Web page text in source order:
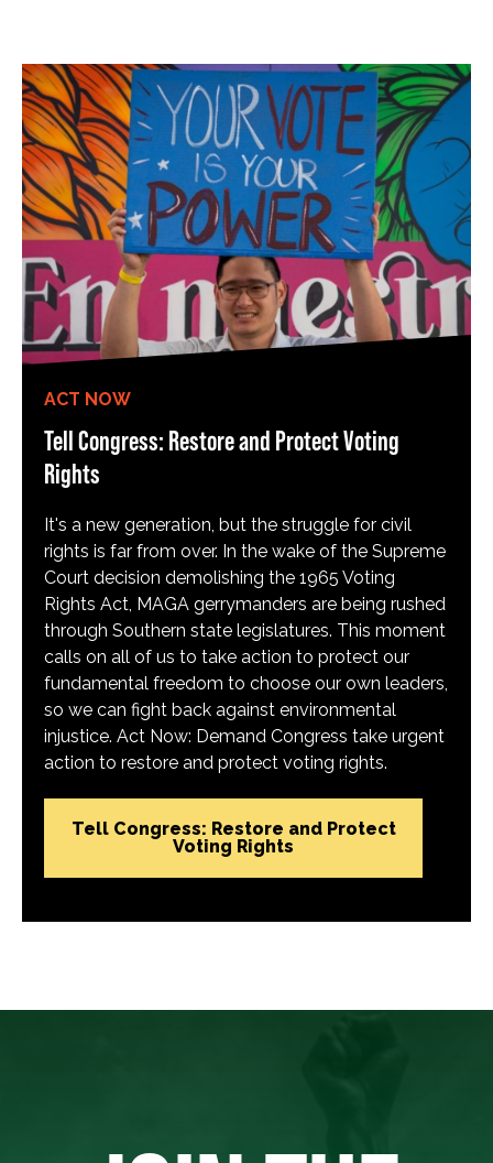
ACT NOW
Tell Congress: Restore and Protect Voting
Rights
It's a new generation, but the struggle for civil
rights is far from over. In the wake of the Supreme
Court decision demolishing the 1965 Voting
Rights Act, MAGA gerrymanders are being rushed
through Southern state legislatures. This moment
calls on all of us to take action to protect our
fundamental freedom to choose our own leaders,
so we can fight back against environmental
injustice. Act Now: Demand Congress take urgent
action to restore and protect voting rights.
Tell Congress: Restore and Protect
Voting Rights